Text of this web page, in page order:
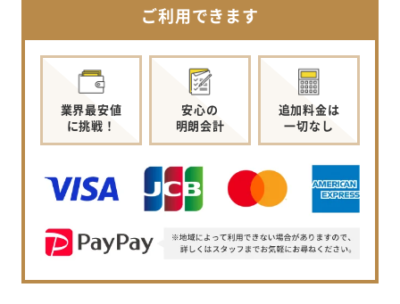
ご利用できます
業界最安値
に挑戦！
安心の
明朗会計
追加料金は
一切なし